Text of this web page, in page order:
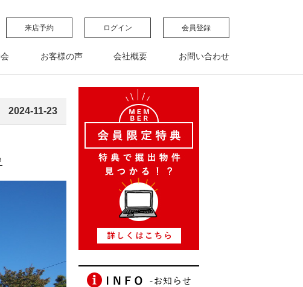
来店予約 ログイン 会員登録
お客様の声 会社概要 お問い合わせ
2024-11-23